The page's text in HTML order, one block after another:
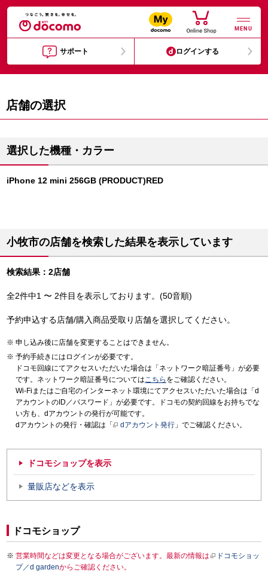
MENU
サポート ログインする
店舗の選択
選択した機種・カラー
iPhone 12 mini 256GB (PRODUCT)RED
小牧市の店舗を検索した結果を表示しています
検索結果：2店舗
全2件中1 〜 2件目を表示しております。(50音順)
予約申込する店舗/購入商品受取り店舗を選択してください。
申し込み後に店舗を変更することはできません。
予約手続きにはログインが必要です。
ドコモ回線にてアクセスいただいた場合は「ネットワーク暗証番号」が必要
です。ネットワーク暗証番号についてはこちら をご確認ください。
Wi-Fiまたはご自宅のインターネット環境にてアクセスいただいた場合は「d
アカウントのID／パスワード」が必要です。ドコモの契約回線をお持ちでな
い方も、dアカウントの発行が可能です。
dアカウントの発行・確認は「
dアカウント発行 」でご確認ください。
ドコモショップを表示
量販店などを表示
ドコモショップ
営業時間などは変更となる場合がございます。最新の情報は
ドコモショッ
プ／d gardenからご確認ください。